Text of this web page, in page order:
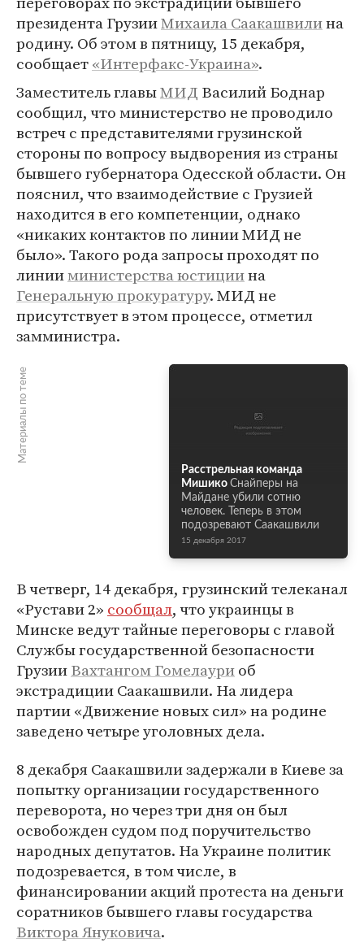
президента ГрузииМихаила Саакашвилина
родину. Об этом в пятницу, 15 декабря,
сообщает«Интерфакс-Украина».
Заместитель главыМИД Василий Боднар
сообщил, что министерство не проводило
встреч с представителями грузинской
стороны по вопросу выдворения из страны
бывшего губернатора Одесской области. Он
пояснил, что взаимодействие с Грузией
находится в его компетенции, однако
«никаких контактов по линии МИД не
было». Такого рода запросы проходят по
линииминистерства юстициина
Генеральную прокуратуру. МИД не
присутствует в этом процессе, отметил
замминистра.
Материалы по теме
Расстрельная команда
Мишико Снайперы на
Майдане убили сотню
человек. Теперь в этом
подозревают Саакашвили
15 декабря 2017
В четверг, 14 декабря, грузинский телеканал
«Рустави 2» сообщал, что украинцы в
Минске ведут тайные переговоры с главой
Службы государственной безопасности
ГрузииВахтангом Гомелауриоб
экстрадиции Саакашвили. На лидера
партии «Движение новых сил» на родине
заведено четыре уголовных дела.
8 декабря Саакашвили задержали в Киеве за
попытку организации государственного
переворота, но через три дня он был
освобожден судом под поручительство
народных депутатов. На Украине политик
подозревается, в том числе, в
финансировании акций протеста на деньги
соратников бывшего главы государства
Виктора Януковича.